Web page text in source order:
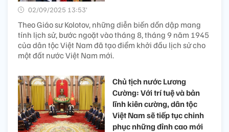
02/09/2025 13:53’
Theo Giáo sư Kolotov, những diễn biến dồn dập mang
tính lịch sử, bước ngoặt vào tháng 8, tháng 9 năm 1945
của dân tộc Việt Nam đã tạo điểm khởi đầu lịch sử cho
một đất nước Việt Nam mới.
Chủ tịch nước Lương
Cường: Với trí tuệ và bản
lĩnh kiên cường, dân tộc
Việt Nam sẽ tiếp tục chinh
phục những đỉnh cao mới